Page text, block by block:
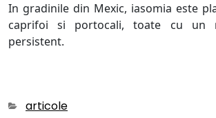
In gradinile din Mexic, iasomia este
caprifoi si portocali, toate cu un
persistent.
Categories
articole